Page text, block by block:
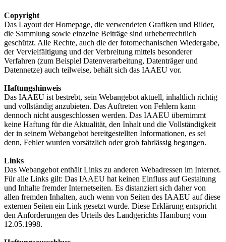
Copyright
Das Layout der Homepage, die verwendeten Grafiken und Bilder,
die Sammlung sowie einzelne Beiträge sind urheberrechtlich
geschützt. Alle Rechte, auch die der fotomechanischen Wiedergabe,
der Vervielfältigung und der Verbreitung mittels besonderer
Verfahren (zum Beispiel Datenverarbeitung, Datenträger und
Datennetze) auch teilweise, behält sich das IAAEU vor.
Haftungshinweis
Das IAAEU ist bestrebt, sein Webangebot aktuell, inhaltlich richtig
und vollständig anzubieten. Das Auftreten von Fehlern kann
dennoch nicht ausgeschlossen werden. Das IAAEU übernimmt
keine Haftung für die Aktualität, den Inhalt und die Vollständigkeit
der in seinem Webangebot bereitgestellten Informationen, es sei
denn, Fehler wurden vorsätzlich oder grob fahrlässig begangen.
Links
Das Webangebot enthält Links zu anderen Webadressen im Internet.
Für alle Links gilt: Das IAAEU hat keinen Einfluss auf Gestaltung
und Inhalte fremder Internetseiten. Es distanziert sich daher von
allen fremden Inhalten, auch wenn von Seiten des IAAEU auf diese
externen Seiten ein Link gesetzt wurde. Diese Erklärung entspricht
den Anforderungen des Urteils des Landgerichts Hamburg vom
12.05.1998.